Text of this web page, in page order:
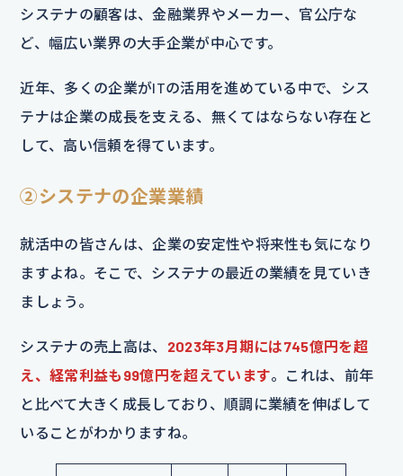
システナの顧客は、金融業界やメーカー、官公庁な
ど、幅広い業界の大手企業が中心です。
近年、多くの企業がITの活用を進めている中で、シス
テナは企業の成長を支える、無くてはならない存在と
して、高い信頼を得ています。
②システナの企業業績
就活中の皆さんは、企業の安定性や将来性も気になり
ますよね。そこで、システナの最近の業績を見ていき
ましょう。
システナの売上高は、 2023年3月期には745億円を超
え、経常利益も99億円を超えています。これは、前年
と比べて大きく成長しており、順調に業績を伸ばして
いることがわかりますね。